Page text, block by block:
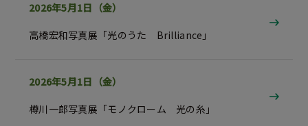
2026年5月1日（金）
高橋宏和写真展「光のうた Brilliance」
2026年5月1日（金）
樽󠄀川一郎写真展「モノクローム 光の糸」